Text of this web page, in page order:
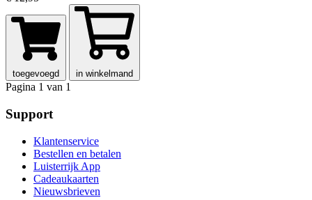
toegevoegd in winkelmand
Pagina 1 van 1
Support
Klantenservice
Bestellen en betalen
Luisterrijk App
Cadeaukaarten
Nieuwsbrieven